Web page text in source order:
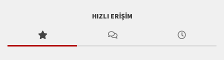
HIZLI ERIŞIM